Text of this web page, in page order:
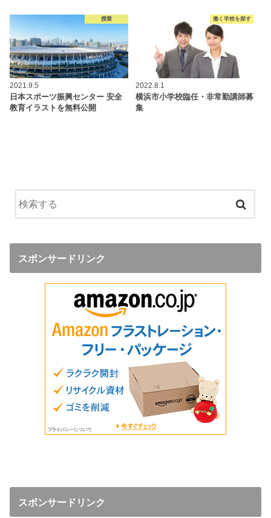
授業
2021.9.5
日本スポーツ振興センター 安全
教育イラストを無料公開
働く学校を探す
2022.8.1
横浜市小学校臨任・非常勤講師募
集
スポンサードリンク
スボンサードリンク